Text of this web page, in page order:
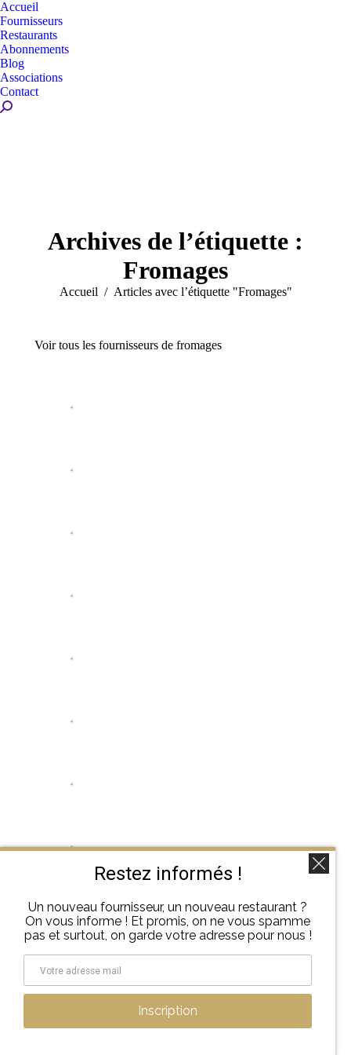
Accueil
Fournisseurs
Restaurants
Abonnements
Blog
Associations
Contact
Recherche
Archives de l’étiquette :
Fromages
Vous êtes ici :
Accueil Articles avec l’étiquette "Fromages"
Voir tous les fournisseurs de fromages
← 1 2 3 4 5 … 7 →
Restez informés !
Un nouveau fournisseur, un nouveau restaurant ?
On vous informe ! Et promis, on ne vous spamme
pas et surtout, on garde votre adresse pour nous !
Inscription